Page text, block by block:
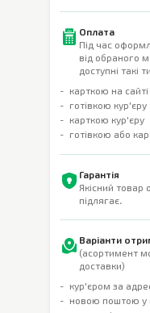
Оплата
Під час
від обраного
доступні такі
карткою на сайті
готівкою кур'єру
карткою кур'єру
готівкою або
Гарантія
Якісний товар
підлягає.
Варіанти
(асортимент
доставки)
кур'єром за
новою поштою у